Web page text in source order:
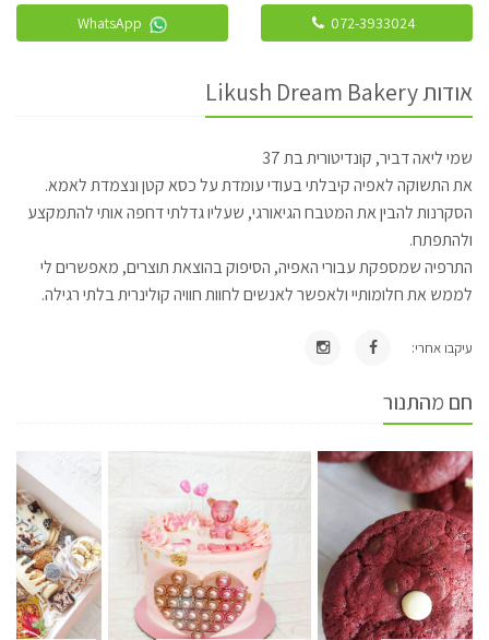
072-3933024
אודות Likush Dream Bakery
שמי ליאה דביר, קונדיטורית בת 37
את התשוקה לאפיה קיבלתי בעודי עומדת על כסא קטן ונצמדת לאמא.
הסקרנות להבין את המטבח הגיאורגי, שעליו גדלתי דחפה אותי להתמקצע
ולהתפתח.
התרפיה שמספקת עבורי האפיה, הסיפוק בהוצאת תוצרים, מאפשרים לי
לממש את חלומותיי ולאפשר לאנשים לחוות חוויה קולינרית בלתי רגילה.
עיקבו אחרי:
חם מהתנור